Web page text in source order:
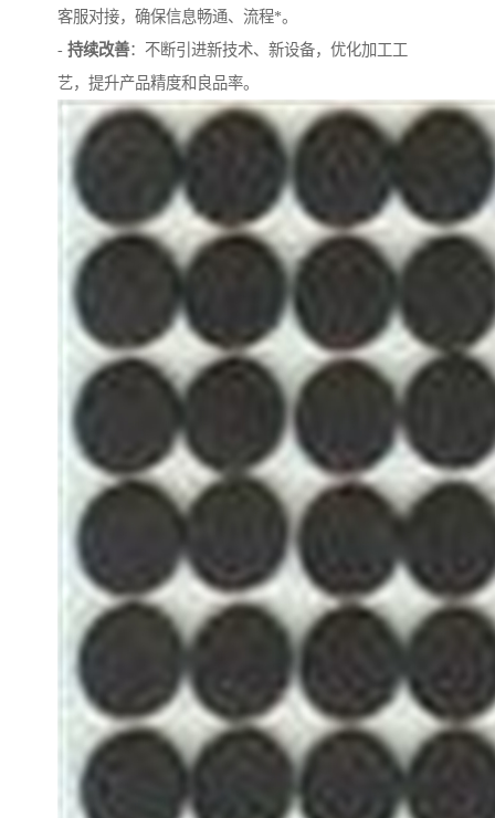
客服对接，确保信息畅通、流程*。
- 持续改善：不断引进新技术、新设备，优化加工工
艺，提升产品精度和良品率。